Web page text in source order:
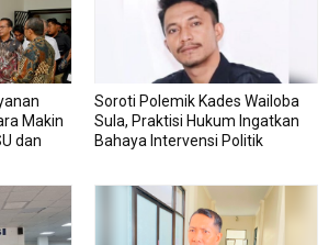
Makin
dan
Soroti Polemik Kades Wailoba
Sula, Praktisi Hukum Ingatkan
Bahaya Intervensi Politik